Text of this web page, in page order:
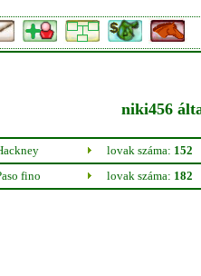
niki456
lovak száma: 152
fino lovak száma: 182